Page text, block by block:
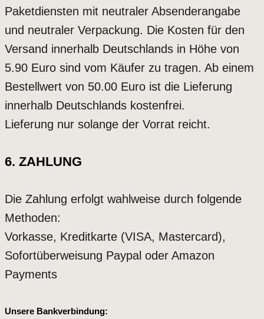
Paketdiensten mit neutraler Absenderangabe
und neutraler Verpackung. Die Kosten für den
Versand innerhalb Deutschlands in Höhe von
5.90 Euro sind vom Käufer zu tragen. Ab einem
Bestellwert von 50.00 Euro ist die Lieferung
innerhalb Deutschlands kostenfrei.
Lieferung nur solange der Vorrat reicht.
6. ZAHLUNG
Die Zahlung erfolgt wahlweise durch folgende
Methoden:
Vorkasse, Kreditkarte (VISA, Mastercard),
Sofortüberweisung Paypal oder Amazon
Payments
Unsere Bankverbindung: